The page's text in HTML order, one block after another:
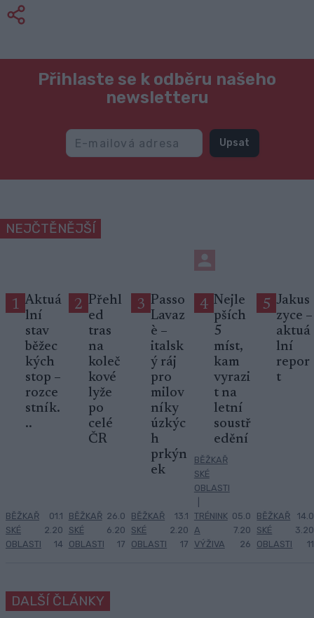
Přihlaste se k odběru našeho
newsletteru
Upsat
NEJČTĚNĚJŠÍ
1 Aktuá
lní
stav
běžec
kých
stop –
rozce
stník.
..
BĚŽKAŘ
SKÉ
OBLASTI
01.1
2.20
14
2 Přehl
ed
tras
na
koleč
kové
lyže
po
celé
ČR
BĚŽKAŘ
SKÉ
OBLASTI
26.0
6.20
17
3 Passo
Lavaz
è –
italsk
ý ráj
pro
milov
níky
úzkýc
h
prkýn
ek
BĚŽKAŘ
SKÉ
OBLASTI
13.1
2.20
17
4 Nejle
pších
5
míst,
kam
vyrazi
t na
letní
soustř
edění
BĚŽKAŘ
SKÉ
OBLASTI
TRÉNINK
A
VÝŽIVA
05.0
7.20
26
5 Jakus
zyce –
aktuá
lní
repor
t
BĚŽKAŘ
SKÉ
OBLASTI
14.0
3.20
11
DALŠÍ ČLÁNKY